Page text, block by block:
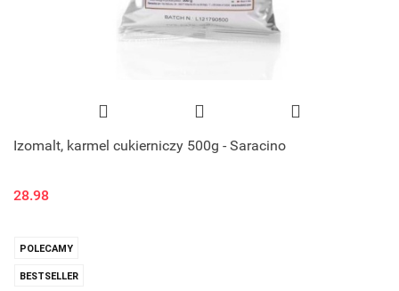
Izomalt, karmel cukierniczy 500g - Saracino
28.98
POLECAMY
BESTSELLER